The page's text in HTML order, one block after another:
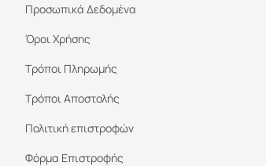
Προσωπικά Δεδομένα
Όροι Χρήσης
Τρόποι Πληρωμής
Τρόποι Αποστολής
Πολιτική επιστροφών
Φόρμα Επιστροφής